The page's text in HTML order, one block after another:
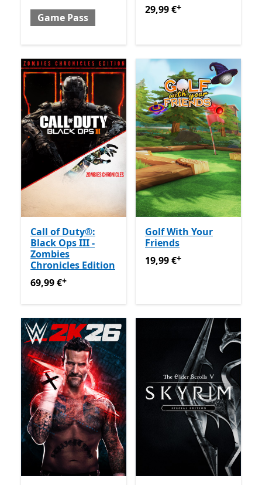
Game Pass
29,99 €Ofertas em
29,99 €+
Call of Duty®:
Black Ops III -
Zombies
Chronicles Edition
69,99 €Ofertas em compras de aplicações
69,99 €+
Golf With Your
Friends
19,99 €Ofertas em
19,99 €+